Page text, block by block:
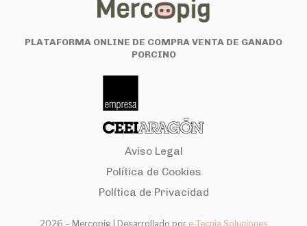
PLATAFORMA ONLINE DE COMPRA VENTA DE GANADO
PORCINO
Aviso Legal
Política de Cookies
Política de Privacidad
2026 – Mercopig | Desarrollado por e-Tecnia Soluciones